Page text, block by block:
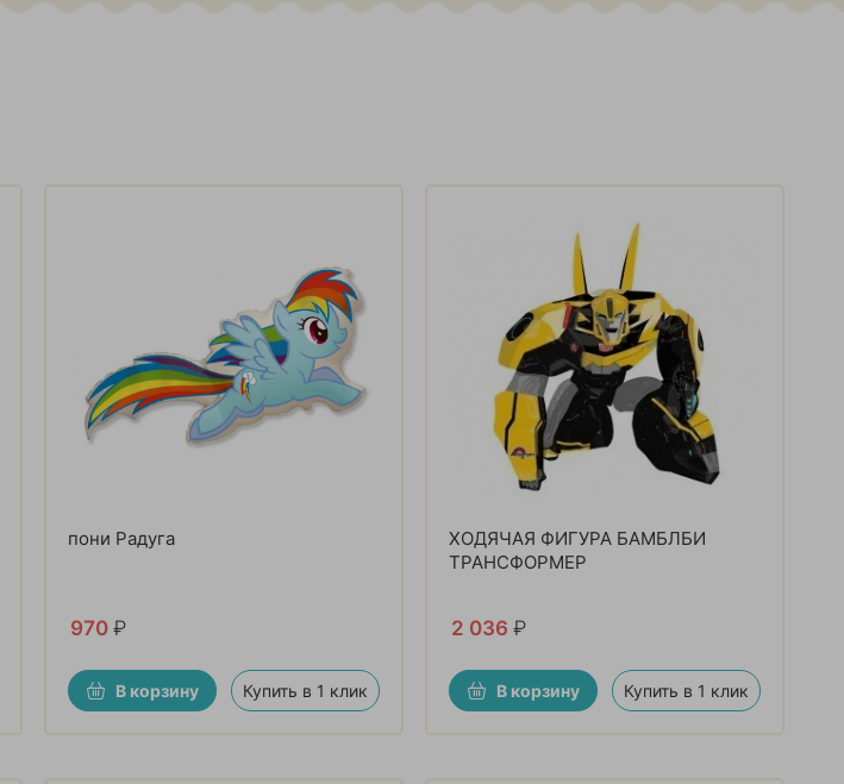
пони Радуга
970 ₽
В корзину Купить в 1 клик
ХОДЯЧАЯ ФИГУРА БАМБЛБИ
ТРАНСФОРМЕР
2 036 ₽
В корзину Купить в 1 клик